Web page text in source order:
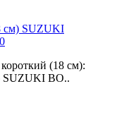
см) SUZUKI
(18 см):
SUZUKI BO..